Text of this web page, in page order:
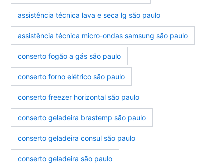
assistência técnica lava e seca lg são paulo
assistência técnica micro-ondas samsung são paulo
conserto fogão a gás são paulo
conserto forno elétrico são paulo
conserto freezer horizontal são paulo
conserto geladeira brastemp são paulo
conserto geladeira consul são paulo
conserto geladeira são paulo